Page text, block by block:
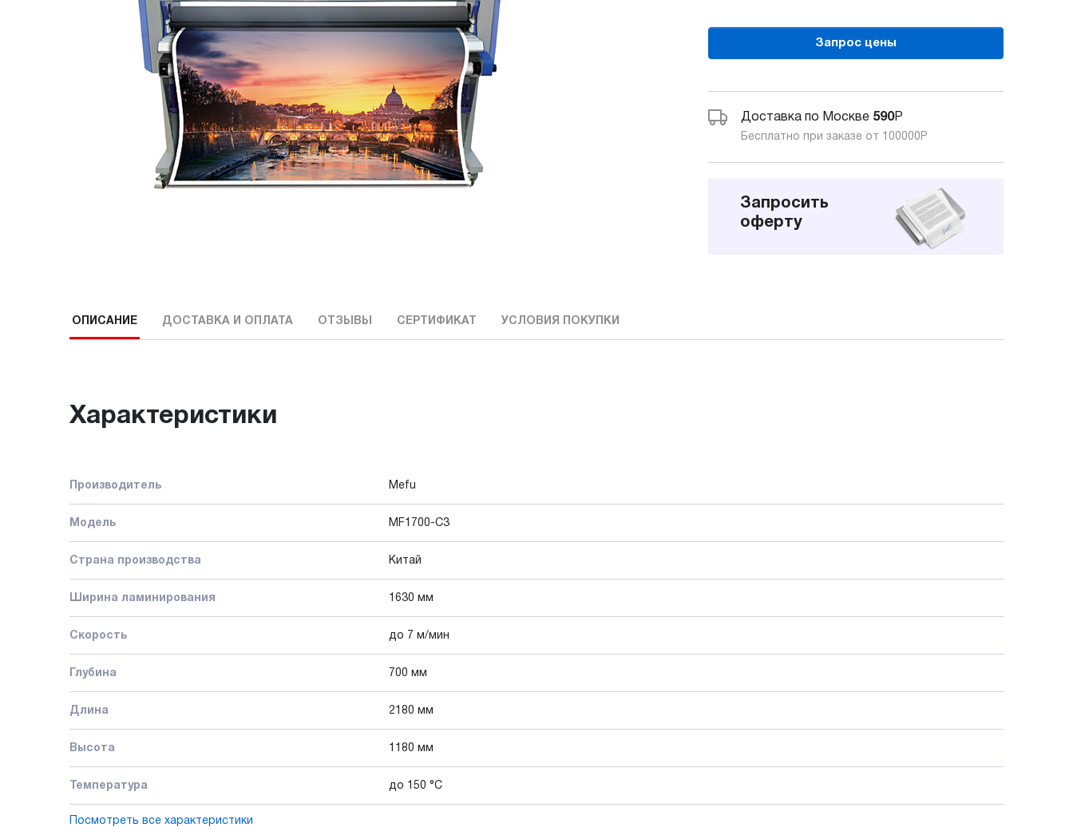
Запрос цены
Доставка по Москве 590Р
Бесплатно при заказе от 100000 Р
Запросить
оферту
ОПИСАНИЕ ДОСТАВКА И ОПЛАТА ОТЗЫВЫ СЕРТИФИКАТ УСЛОВИЯ ПОКУПКИ
Характеристики
Производитель Mefu
Модель MF1700-C3
Страна производства Китай
Ширина ламинирования 1630 мм
Скорость до 7 м/мин
Глубина 700 мм
Длина 2180 мм
Высота 1180 мм
Температура до 150 °C
Посмотреть все характеристики